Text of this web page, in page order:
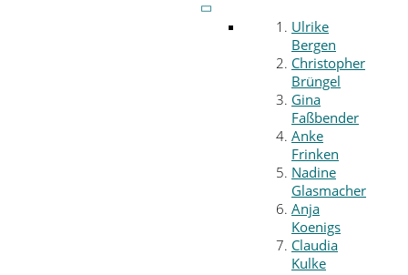
Ulrike
Bergen
Christopher
Brüngel
Gina
Faßbender
Anke
Frinken
Nadine
Glasmacher
Anja
Koenigs
Claudia
Kulke